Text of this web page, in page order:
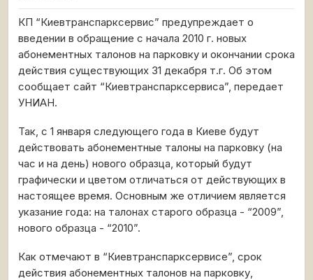
КП “Киевтранспарксервис” предупреждает о
введении в обращение с начала 2010 г. новых
абонементных талонов на парковку и окончании срока
действия существующих 31 декабря т.г. Об этом
сообщает сайт “Киевтранспарксервиса”, передает
УНИАН.
Так, с 1 января следующего года в Киеве будут
действовать абонементные талоны на парковку (на
час и на день) нового образца, который будут
графически и цветом отличаться от действующих в
настоящее время. Основным же отличием является
указание года: на талонах старого образца - “2009”,
нового образца - “2010”.
Как отмечают в “Киевтранспарксервисе”, срок
действия абонементных талонов на парковку,